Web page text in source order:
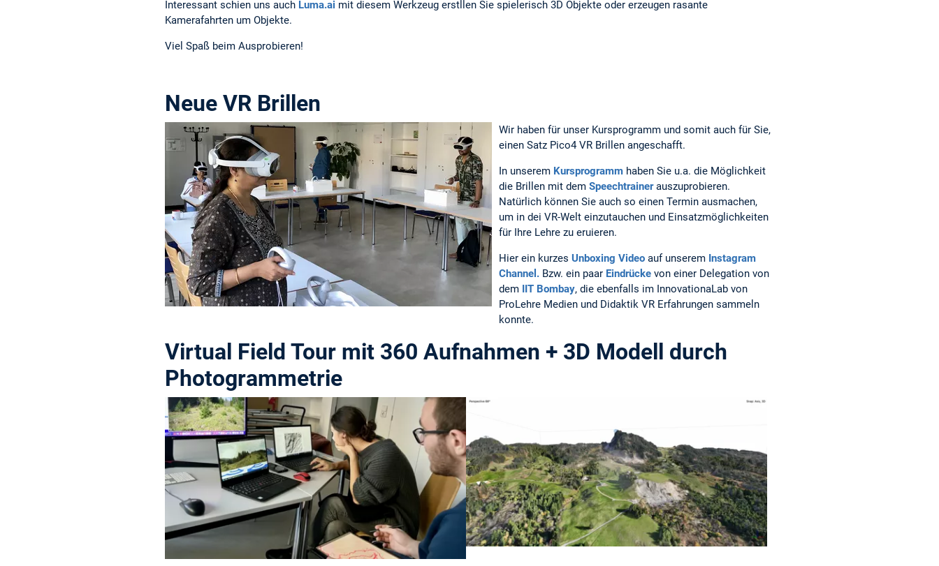
Interessant schien uns auch Luma.ai mit diesem Werkzeug erstllen Sie spielerisch 3D Objekte oder erzeugen rasante
Kamerafahrten um Objekte.
Viel Spaß beim Ausprobieren!
Neue VR Brillen
Wir haben für unser Kursprogramm und somit auch für Sie,
einen Satz Pico4 VR Brillen angeschafft.
In unserem Kursprogramm haben Sie u.a. die Möglichkeit
die Brillen mit dem Speechtrainerauszuprobieren.
Natürlich können Sie auch so einen Termin ausmachen,
um in dei VR-Welt einzutauchen und Einsatzmöglichkeiten
für Ihre Lehre zu eruieren.
Hier ein kurzes Unboxing Video auf unserem Instagram
Channel. Bzw. ein paar Eindrücke von einer Delegation von
dem
IIT Bombay, die ebenfalls im InnovationaLab von
ProLehre Medien und Didaktik VR Erfahrungen sammeln
konnte.
Virtual Field Tour mit 360 Aufnahmen + 3D Modell durch
Photogrammetrie